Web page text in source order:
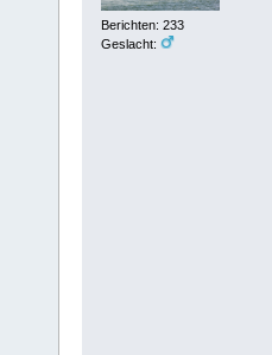
Berichten: 233
Geslacht: